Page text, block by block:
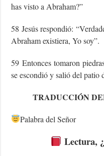
has visto a Abraham?”
58 Jesús respondió:
Abraham existiera, Yo soy”.
59 Entonces tomaron
se escondió y salió del patio
TRADUCCIÓN
Palabra del Señor
Lectura,